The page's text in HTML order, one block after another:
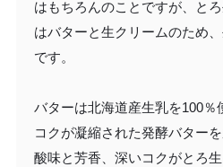
はもちろんのことですが、と
はバターと生クリームのため
です。
バターは北海道産生乳を100％
コクが凝縮された発酵バター
酸味と芳香、深いコクがとろ